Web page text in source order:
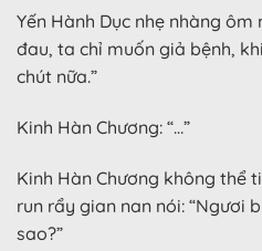
Yến Hành Dục nhẹ nhàng ôm
đau, ta chỉ muốn giả bệnh,
chút nữa.”
Kinh Hàn Chương: “…”
Kinh Hàn Chương không thể
run rẩy gian nan nói: “Ngươi
sao?”